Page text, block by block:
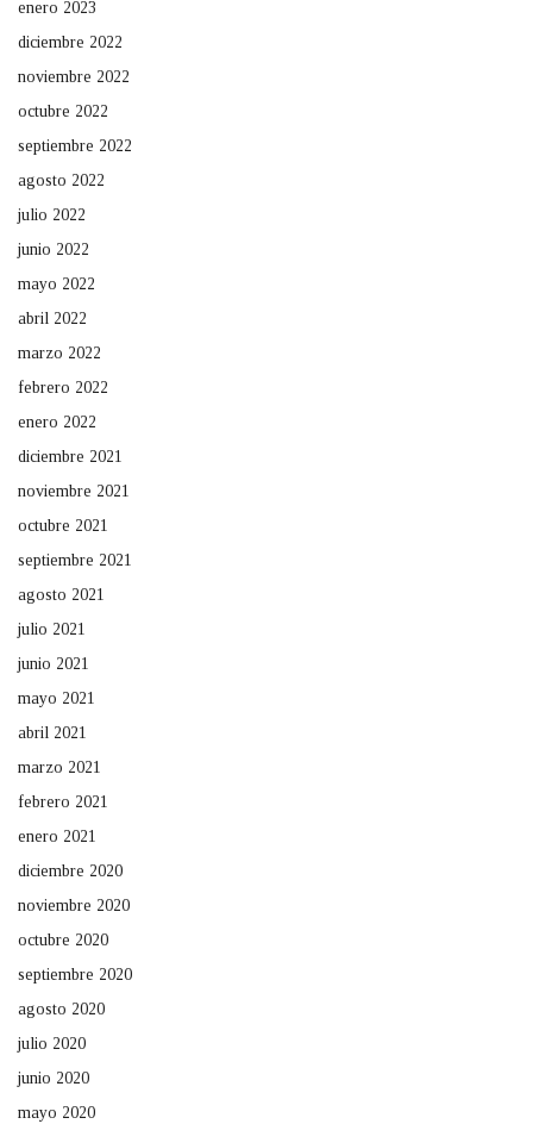
enero 2023
diciembre 2022
noviembre 2022
octubre 2022
septiembre 2022
agosto 2022
julio 2022
junio 2022
mayo 2022
abril 2022
marzo 2022
febrero 2022
enero 2022
diciembre 2021
noviembre 2021
octubre 2021
septiembre 2021
agosto 2021
julio 2021
junio 2021
mayo 2021
abril 2021
marzo 2021
febrero 2021
enero 2021
diciembre 2020
noviembre 2020
octubre 2020
septiembre 2020
agosto 2020
julio 2020
junio 2020
mayo 2020